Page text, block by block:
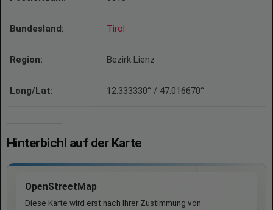
Bundesland: Tirol
Region: Bezirk Lienz
Long/Lat: 12.333330° / 47.016670°
Hinterbichl auf der Karte
OpenStreetMap
Diese Karte wird erst nach Ihrer Zustimmung von